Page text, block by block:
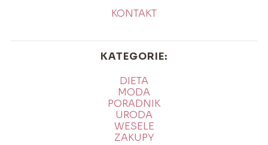
KONTAKT
KATEGORIE:
DIETA
MODA
PORADNIK
URODA
WESELE
ZAKUPY